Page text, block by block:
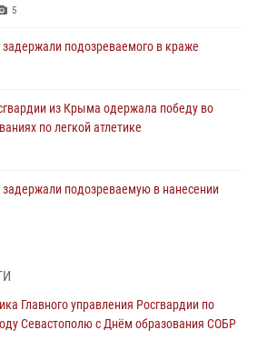
5
подозреваемого в краже
из Крыма одержала победу во
по легкой атлетике
подозреваемую в нанесении
нетрезвого водителя в Севастополе
дважды задержали крымчанина при
Главного управления Росгвардии по
Севастополю с Днём образования СОБР